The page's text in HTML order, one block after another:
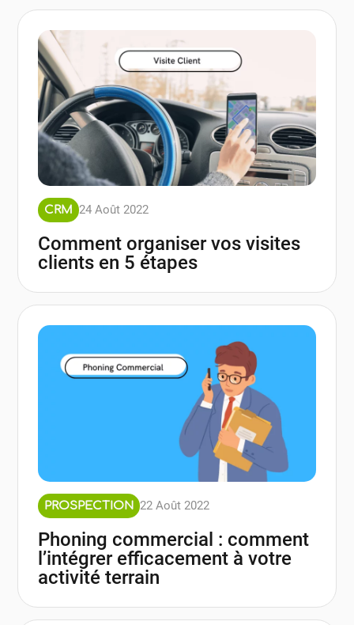
CRM 24 Août 2022
Comment organiser vos visites
clients en 5 étapes
PROSPECTION 22 Août 2022
Phoning commercial : comment
l’intégrer efficacement à votre
activité terrain